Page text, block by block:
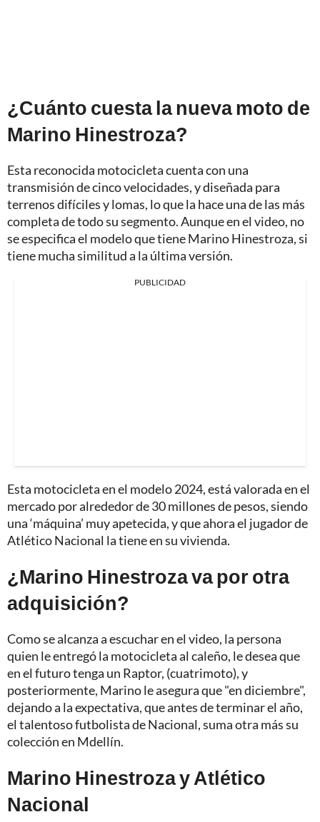
¿Cuánto cuesta la nueva moto de
Marino Hinestroza?
Esta reconocida motocicleta cuenta con una
transmisión de cinco velocidades, y diseñada para
terrenos difíciles y lomas, lo que la hace una de las más
completa de todo su segmento. Aunque en el video, no
se especifica el modelo que tiene Marino Hinestroza, si
tiene mucha similitud a la última versión.
PUBLICIDAD
Esta motocicleta en el modelo 2024, está valorada en el
mercado por alrededor de 30 millones de pesos, siendo
una ‘máquina’ muy apetecida, y que ahora el jugador de
Atlético Nacional la tiene en su vivienda.
¿Marino Hinestroza va por otra
adquisición?
Como se alcanza a escuchar en el video, la persona
quien le entregó la motocicleta al caleño, le desea que
en el futuro tenga un Raptor, (cuatrimoto), y
posteriormente, Marino le asegura que "en diciembre",
dejando a la expectativa, que antes de terminar el año,
el talentoso futbolista de Nacional, suma otra más su
colección en Mdellín.
Marino Hinestroza y Atlético
Nacional